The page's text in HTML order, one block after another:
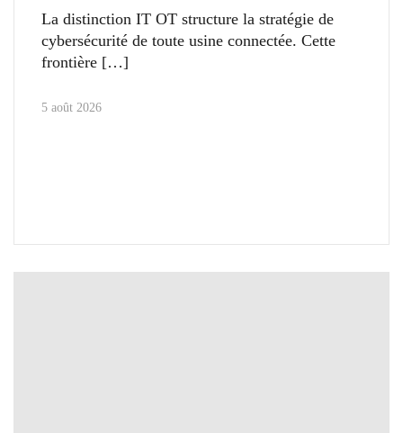
La distinction IT OT structure la stratégie de
cybersécurité de toute usine connectée. Cette
frontière
5 août 2026